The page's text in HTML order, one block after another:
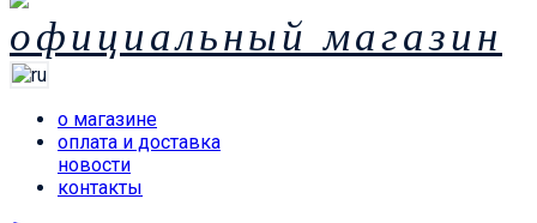
официальный магазин
о магазине
оплата и доставка
новости
контакты